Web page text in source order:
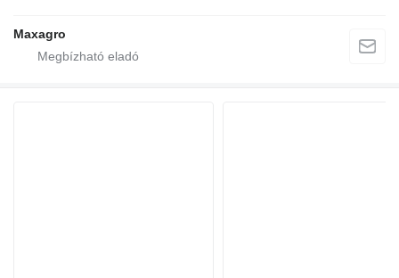
Maxagro